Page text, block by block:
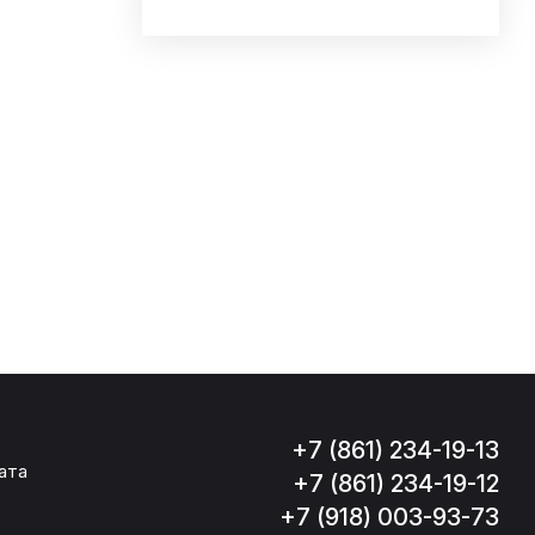
+7 (861) 234-19-13
+7 (861) 234-19-12
+7 (918) 003-93-73